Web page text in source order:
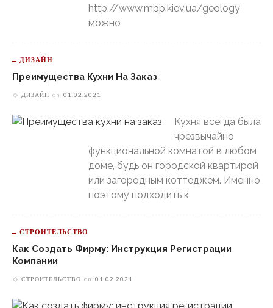
http://www.mbp.kiev.ua/geology
можно
ДИЗАЙН
Преимущества Кухни На Заказ
ДИЗАЙН on 01.02.2021
Кухня всегда была
чрезвычайно
функциональной комнатой в любом
доме, будь он городской квартирой
или загородным коттеджем. Именно
поэтому подходить к
СТРОИТЕЛЬСТВО
Как Создать Фирму: Инструкция Регистрации
Компании
СТРОИТЕЛЬСТВО on 01.02.2021